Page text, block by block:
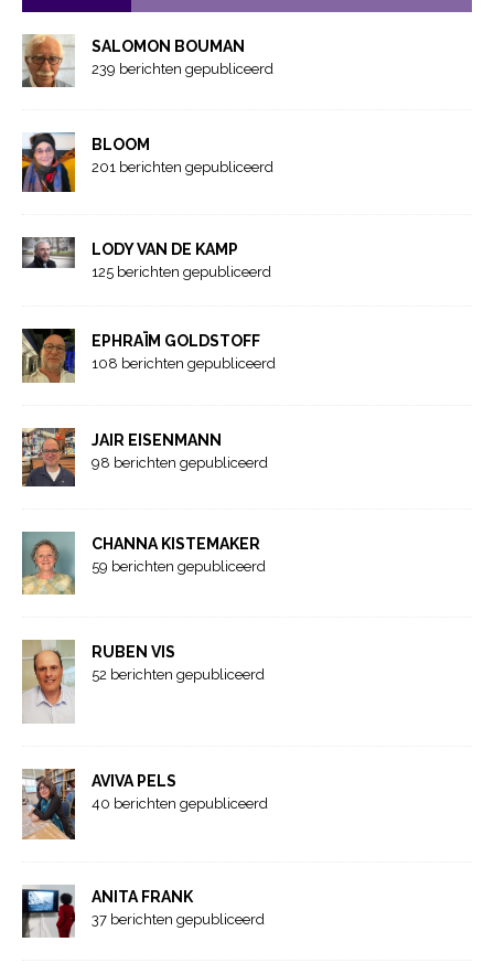
SALOMON BOUMAN
239 berichten gepubliceerd
BLOOM
201 berichten gepubliceerd
LODY VAN DE KAMP
125 berichten gepubliceerd
EPHRAÏM GOLDSTOFF
108 berichten gepubliceerd
JAIR EISENMANN
98 berichten gepubliceerd
CHANNA KISTEMAKER
59 berichten gepubliceerd
RUBEN VIS
52 berichten gepubliceerd
AVIVA PELS
40 berichten gepubliceerd
ANITA FRANK
37 berichten gepubliceerd